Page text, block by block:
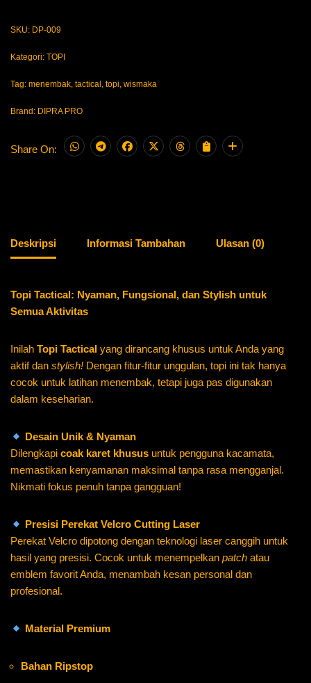
SKU: DP-009
Kategori: TOPI
Tag: menembak, tactical , topi, wismaka
Brand: DIPRA PRO
Share On:
Deskripsi Informasi Tambahan Ulasan (0)
Topi Tactical: Nyaman, Fungsional, dan Stylish untuk
Semua Aktivitas
Inilah Topi Tactical yang dirancang khusus untuk Anda yang
aktif dan stylish! Dengan fitur-fitur unggulan, topi ini tak hanya
cocok untuk latihan menembak, tetapi juga pas digunakan
dalam keseharian.
Desain Unik & Nyaman
Dilengkapi coak karet khusus untuk pengguna kacamata,
memastikan kenyamanan maksimal tanpa rasa mengganjal.
Nikmati fokus penuh tanpa gangguan!
Presisi Perekat Velcro Cutting Laser
Perekat Velcro dipotong dengan teknologi laser canggih untuk
hasil yang presisi. Cocok untuk menempelkan patch atau
emblem favorit Anda, menambah kesan personal dan
profesional.
Material Premium
Bahan Ripstop